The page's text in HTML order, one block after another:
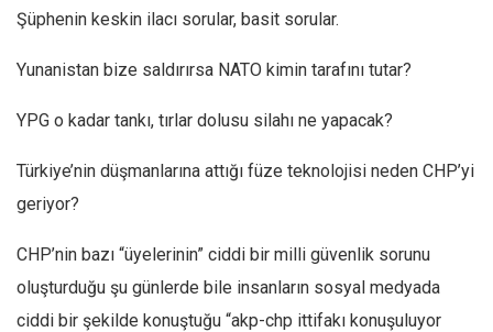
Şüphenin keskin ilacı sorular, basit sorular.
Yunanistan bize saldırırsa NATO kimin tarafını tutar?
YPG o kadar tankı, tırlar dolusu silahı ne yapacak?
Türkiye’nin düşmanlarına attığı füze teknolojisi neden CHP’yi
geriyor?
CHP’nin bazı “üyelerinin” ciddi bir milli güvenlik sorunu
oluşturduğu şu günlerde bile insanların sosyal medyada
ciddi bir şekilde konuştuğu “akp-chp ittifakı konuşuluyor